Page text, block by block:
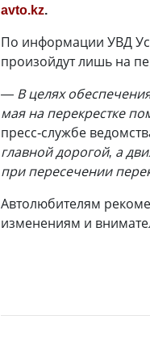
avto.kz.
По информации УВД
произойдут лишь на
— В целях
мая на перекрестке
пресс-службе
главной дорогой, а
при пересечении
Автолюбителям
изменениям и